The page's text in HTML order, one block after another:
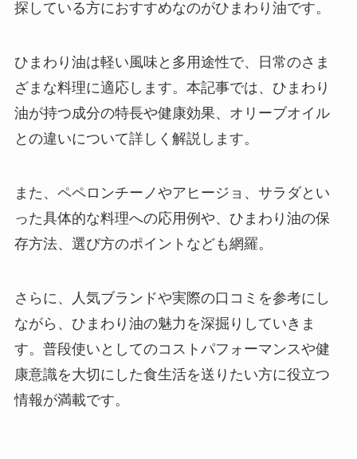
探している方におすすめなのがひまわり油です。
ひまわり油は軽い風味と多用途性で、日常のさま
ざまな料理に適応します。本記事では、ひまわり
油が持つ成分の特長や健康効果、オリーブオイル
との違いについて詳しく解説します。
また、ペペロンチーノやアヒージョ、サラダとい
った具体的な料理への応用例や、ひまわり油の保
存方法、選び方のポイントなども網羅。
さらに、人気ブランドや実際の口コミを参考にし
ながら、ひまわり油の魅力を深掘りしていきま
す。普段使いとしてのコストパフォーマンスや健
康意識を大切にした食生活を送りたい方に役立つ
情報が満載です。